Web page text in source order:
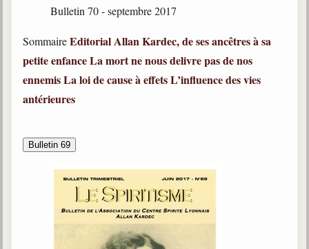
Bulletin 70 - septembre 2017
SommaireEditorialAllan Kardec, de ses ancêtres à sa
petite enfanceLa mort ne nous delivre pas de nos
ennemisLa loi de cause à effetsL’influence des vies
antérieures
Bulletin 69